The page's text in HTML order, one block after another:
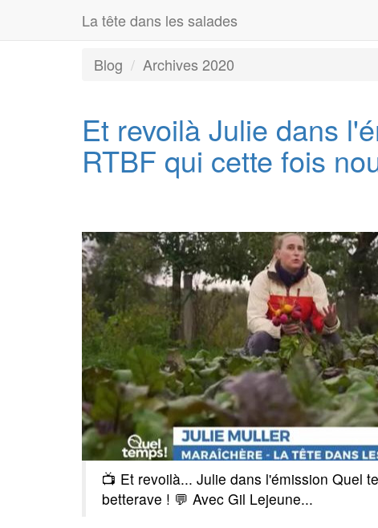
La tête dans les salades
Blog Archives 2020
Et revoilà Julie dans
RTBF qui cette fois
📺 Et revoilà... Julie dans l'émission Quel
betterave ! 💬 Avec Gil Lejeune...